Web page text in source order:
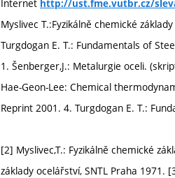
Internet http://ust.fme.vutbr.cz/
Myslivec T.:Fyzikálně chemické
Turgdogan E. T.: Fundamentals of
1. Šenberger,J.: Metalurgie oceli.
Hae-Geon-Lee: Chemical
Reprint 2001. 4. Turgdogan E. T.:
[2] Myslivec,T.: Fyzikálně chemické
základy ocelářství, SNTL Praha 1971.